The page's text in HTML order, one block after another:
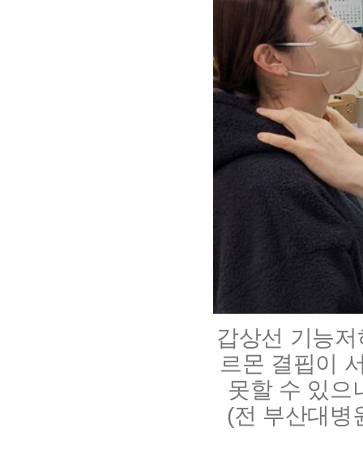
갑상선 기능
르몬 결핍이
못할 수 있으
(전 부산대병